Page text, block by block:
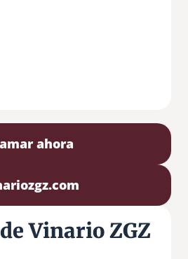
ahora
Vinario ZGZ